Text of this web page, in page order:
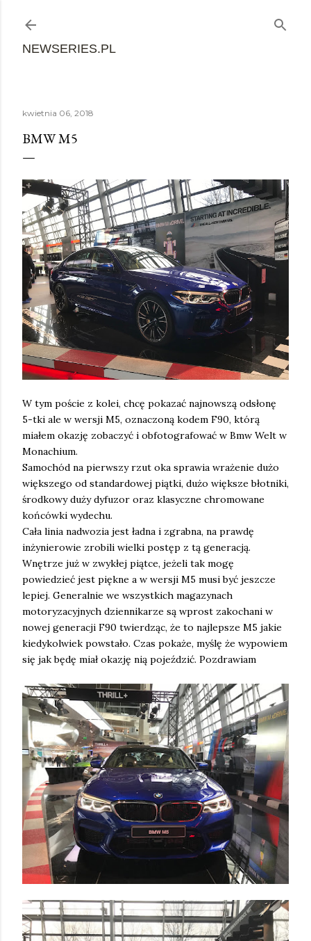
NEWSERIES.PL
kwietnia 06, 2018
BMW M5
W tym poście z kolei, chcę pokazać najnowszą odsłonę
5-tki ale w wersji M5, oznaczoną kodem F90, którą
miałem okazję zobaczyć i obfotografować w Bmw Welt w
Monachium.
Samochód na pierwszy rzut oka sprawia wrażenie dużo
większego od standardowej piątki, dużo większe błotniki,
środkowy duży dyfuzor oraz klasyczne chromowane
końcówki wydechu.
Cała linia nadwozia jest ładna i zgrabna, na prawdę
inżynierowie zrobili wielki postęp z tą generacją.
Wnętrze już w zwykłej piątce, jeżeli tak mogę
powiedzieć jest piękne a w wersji M5 musi być jeszcze
lepiej. Generalnie we wszystkich magazynach
motoryzacyjnych dziennikarze są wprost zakochani w
nowej generacji F90 twierdząc, że to najlepsze M5 jakie
kiedykolwiek powstało. Czas pokaże, myślę że wypowiem
się jak będę miał okazję nią pojeździć. Pozdrawiam